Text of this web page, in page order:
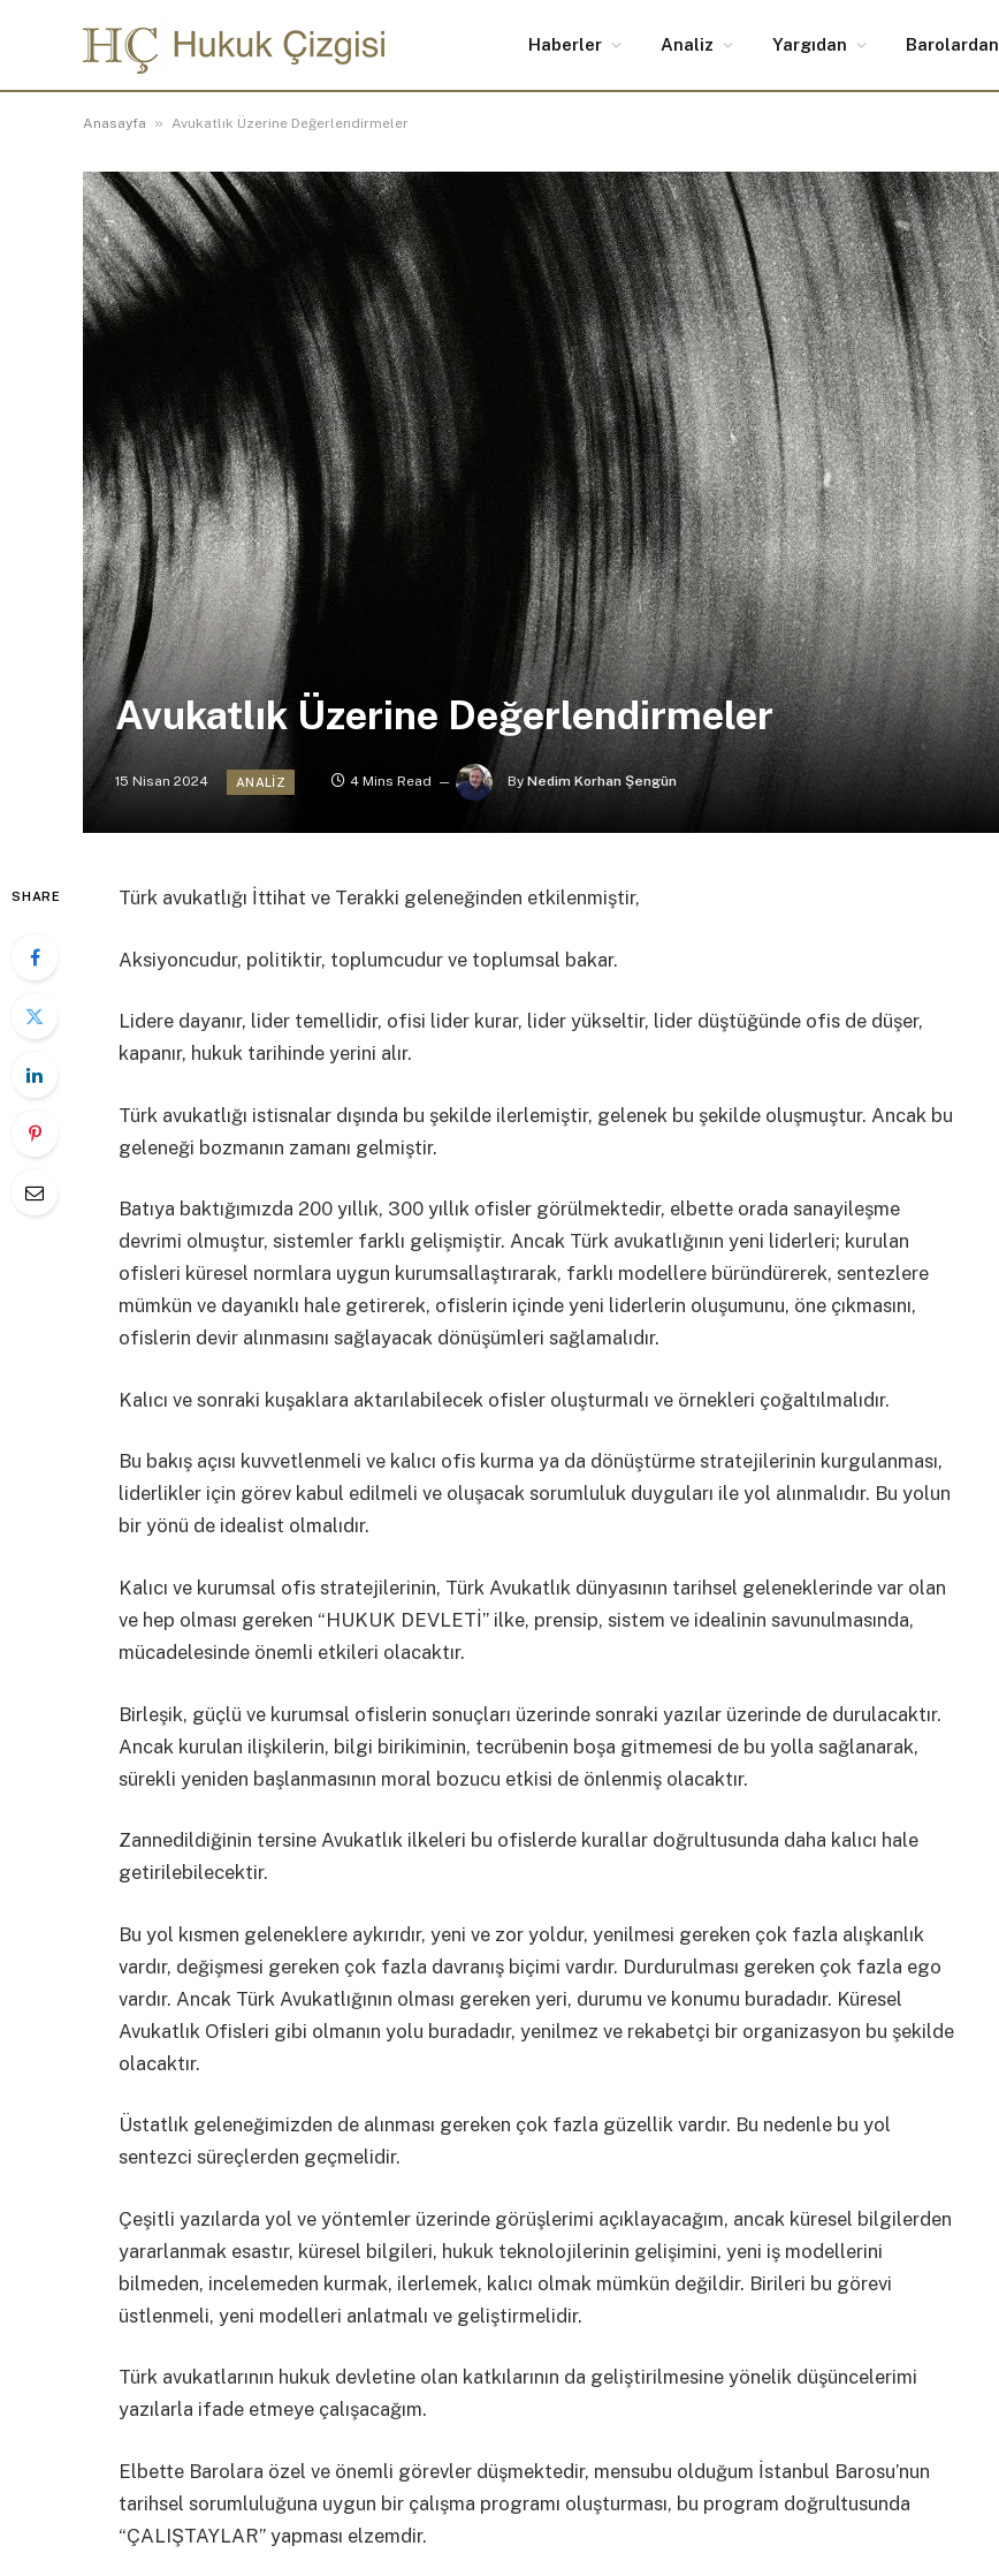
Haberler Analiz Yargıdan Barolardan
Anasayfa » Avukatlık Üzerine Değerlendirmeler
Avukatlık Üzerine Değerlendirmeler
15 Nisan 2024 ANALIZ 4 Mins Read By Nedim Korhan Şengün
SHARE Türk avukatlığı İttihat ve Terakki geleneğinden etkilenmiştir,
Aksiyoncudur, politiktir, toplumcudur ve toplumsal bakar.
Lidere dayanır, lider temellidir, ofisi lider kurar, lider yükseltir, lider düştüğünde ofis de düşer,
kapanır, hukuk tarihinde yerini alır.
Türk avukatlığı istisnalar dışında bu şekilde ilerlemiştir, gelenek bu şekilde oluşmuştur. Ancak bu
geleneği bozmanın zamanı gelmiştir.
Batıya baktığımızda 200 yıllık, 300 yıllık ofisler görülmektedir, elbette orada sanayileşme
devrimi olmuştur, sistemler farklı gelişmiştir. Ancak Türk avukatlığının yeni liderleri; kurulan
ofisleri küresel normlara uygun kurumsallaştırarak, farklı modellere büründürerek, sentezlere
mümkün ve dayanıklı hale getirerek, ofislerin içinde yeni liderlerin oluşumunu, öne çıkmasını,
ofislerin devir alınmasını sağlayacak dönüşümleri sağlamalıdır.
Kalıcı ve sonraki kuşaklara aktarılabilecek ofisler oluşturmalı ve örnekleri çoğaltılmalıdır.
Bu bakış açısı kuvvetlenmeli ve kalıcı ofis kurma ya da dönüştürme stratejilerinin kurgulanması,
liderlikler için görev kabul edilmeli ve oluşacak sorumluluk duyguları ile yol alınmalıdır. Bu yolun
bir yönü de idealist olmalıdır.
Kalıcı ve kurumsal ofis stratejilerinin, Türk Avukatlık dünyasının tarihsel geleneklerinde var olan
ve hep olması gereken “HUKUK DEVLETİ” ilke, prensip, sistem ve idealinin savunulmasında,
mücadelesinde önemli etkileri olacaktır.
Birleşik, güçlü ve kurumsal ofislerin sonuçları üzerinde sonraki yazılar üzerinde de durulacaktır.
Ancak kurulan ilişkilerin, bilgi birikiminin, tecrübenin boşa gitmemesi de bu yolla sağlanarak,
sürekli yeniden başlanmasının moral bozucu etkisi de önlenmiş olacaktır.
Zannedildiğinin tersine Avukatlık ilkeleri bu ofislerde kurallar doğrultusunda daha kalıcı hale
getirilebilecektir.
Bu yol kısmen geleneklere aykırıdır, yeni ve zor yoldur, yenilmesi gereken çok fazla alışkanlık
vardır, değişmesi gereken çok fazla davranış biçimi vardır. Durdurulması gereken çok fazla ego
vardır. Ancak Türk Avukatlığının olması gereken yeri, durumu ve konumu buradadır. Küresel
Avukatlık Ofisleri gibi olmanın yolu buradadır, yenilmez ve rekabetçi bir organizasyon bu şekilde
olacaktır.
Üstatlık geleneğimizden de alınması gereken çok fazla güzellik vardır. Bu nedenle bu yol
sentezci süreçlerden geçmelidir.
Çeşitli yazılarda yol ve yöntemler üzerinde görüşlerimi açıklayacağım, ancak küresel bilgilerden
yararlanmak esastır, küresel bilgileri, hukuk teknolojilerinin gelişimini, yeni iş modellerini
bilmeden, incelemeden kurmak, ilerlemek, kalıcı olmak mümkün değildir. Birileri bu görevi
üstlenmeli, yeni modelleri anlatmalı ve geliştirmelidir.
Türk avukatlarının hukuk devletine olan katkılarının da geliştirilmesine yönelik düşüncelerimi
yazılarla ifade etmeye çalışacağım.
Elbette Barolara özel ve önemli görevler düşmektedir, mensubu olduğum İstanbul Barosu’nun
tarihsel sorumluluğuna uygun bir çalışma programı oluşturması, bu program doğrultusunda
“ÇALIŞTAYLAR” yapması elzemdir.